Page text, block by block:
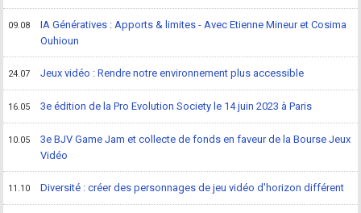
09.08
IA Génératives : Apports & limites - Avec Etienne Mineur et Cosima
Ouhioun
24.07 Jeux vidéo : Rendre notre environnement plus accessible
16.05 3e édition de la Pro Evolution Society le 14 juin 2023 à Paris
10.05
3e BJV Game Jam et collecte de fonds en faveur de la Bourse Jeux
Vidéo
11.10 Diversité : créer des personnages de jeu vidéo d'horizon différent